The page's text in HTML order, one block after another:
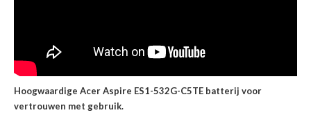
Hoogwaardige Acer Aspire ES1-532G-C5TE batterij voor
vertrouwen met gebruik.